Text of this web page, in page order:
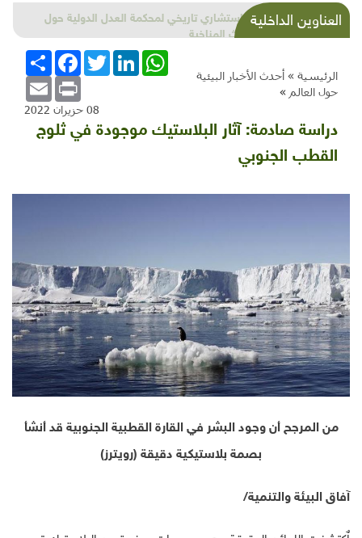
العناوين الداخليةشذرات بيئية وتنموية...بنية تحتية وحلويات قبيحة
وحاكورة ونوبل وزيتون و"سيباط"
الرئيسية » أحدث الأخبار البيئية
حول العالم »
انشر
FacebookTwitterLinkedInWhatsApp
Email Print
08 حزيران 2022
دراسة صادمة: آثار البلاستيك موجودة في ثلوج
القطب الجنوبي
من المرجح أن وجود البشر في القارة القطبية الجنوبية قد أنشأ
بصمة بلاستيكية دقيقة (رويترز)
آفاق البيئة والتنمية/